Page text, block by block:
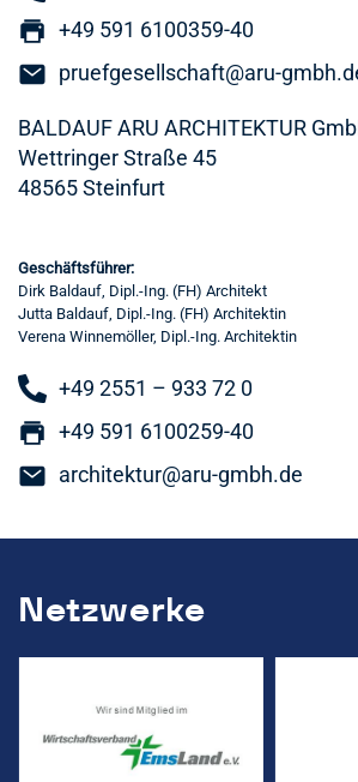
+49 591 6100359-40
pruefgesellschaft@aru-
BALDAUF ARU ARCHITEKTUR
Wettringer Straße 45
48565 Steinfurt
Geschäftsführer:
Dirk Baldauf, Dipl.-Ing. (FH) Architekt
Jutta Baldauf, Dipl.-Ing. (FH) Architektin
Verena Winnemöller, Dipl.-Ing. Architektin
+49 2551 – 933 72 0
+49 591 6100259-40
architektur@aru-gmbh.de
Netzwerke